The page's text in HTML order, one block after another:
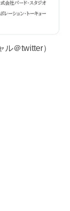
ル＠twitter）